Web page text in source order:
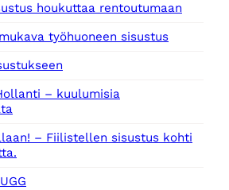
houkuttaa rentoutumaan
työhuoneen sisustus
– kuulumisia
– Fiilistellen sisustus kohti